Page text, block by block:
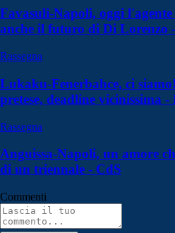
Favasuli-Napoli, oggi
anche il futuro di Di Lorenzo
Rassegna
Lukaku-Fenerbahce, ci
pretese, deadline vicinissima
Rassegna
Anguissa-Napoli, un amore
di un triennale - CdS
Commenti